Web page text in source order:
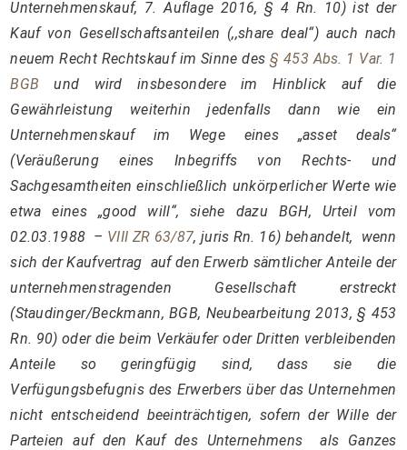
Unternehmenskauf, 7. Auflage 2016, § 4 Rn. 10) ist der
Kauf von Gesellschaftsanteilen (,,share deal“) auch nach
neuem Recht Rechtskauf im Sinne des § 453 Abs. 1 Var. 1
BGB und wird insbesondere im Hinblick auf die
Gewährleistung weiterhin jedenfalls dann wie ein
Unternehmenskauf im Wege eines „asset deals“
(Veräußerung eines Inbegriffs von Rechts- und
Sachgesamtheiten einschließlich unkörperlicher Werte wie
etwa eines „good will“, siehe dazu BGH, Urteil vom
02.03.1988 – VIII ZR 63/87, juris Rn. 16) behandelt, wenn
sich der Kaufvertrag auf den Erwerb sämtlicher Anteile der
unternehmenstragenden Gesellschaft erstreckt
(Staudinger/Beckmann, BGB, Neubearbeitung 2013, § 453
Rn. 90) oder die beim Verkäufer oder Dritten verbleibenden
Anteile so geringfügig sind, dass sie die
Verfügungsbefugnis des Erwerbers über das Unternehmen
nicht entscheidend beeinträchtigen, sofern der Wille der
Parteien auf den Kauf des Unternehmens als Ganzes